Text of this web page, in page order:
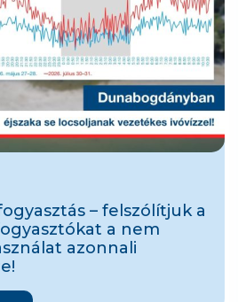
– felszólítjuk a
a nem
azonnali